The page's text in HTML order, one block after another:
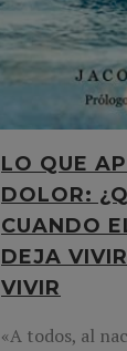
LO QUE
DOLOR:
CUANDO
DEJA
VIVIR
«A todos, al